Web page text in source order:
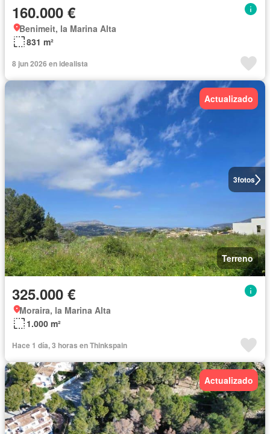
160.000 €
Benimeit, la Marina Alta
831 m²
8 jun 2026 en idealista
3fotos
Actualizado
Terreno
325.000 €
Moraira, la Marina Alta
1.000 m²
Hace 1 día, 3 horas en Thinkspain
Actualizado